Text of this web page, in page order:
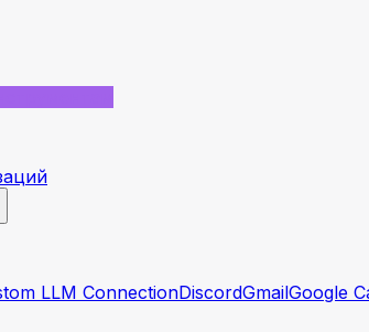
LLM ConnectionDiscordGmailGoogle